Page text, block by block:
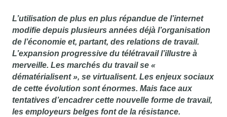
L’utilisation de plus en plus répandue de l’internet
modifie depuis plusieurs années déjà l’organisation
de l’économie et, partant, des relations de travail.
L’expansion progressive du télétravail l’illustre à
merveille. Les marchés du travail se «
dématérialisent », se virtualisent. Les enjeux sociaux
de cette évolution sont énormes. Mais face aux
tentatives d’encadrer cette nouvelle forme de travail,
les employeurs belges font de la résistance.